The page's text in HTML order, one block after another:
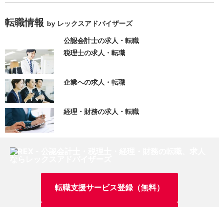
転職情報 by レックスアドバイザーズ
公認会計士の求人・転職
税理士の求人・転職
企業への求人・転職
経理・財務の求人・転職
転職支援サービス登録（無料）